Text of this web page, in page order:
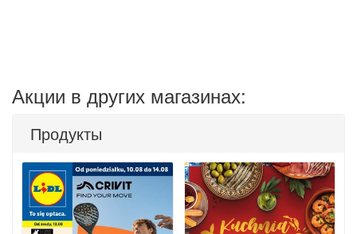
Акции в других магазинах:
Продукты